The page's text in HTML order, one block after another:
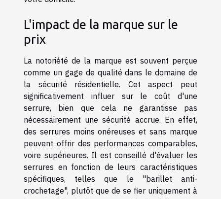
L'impact de la marque sur le
prix
La notoriété de la marque est souvent perçue
comme un gage de qualité dans le domaine de
la sécurité résidentielle. Cet aspect peut
significativement influer sur le coût d'une
serrure, bien que cela ne garantisse pas
nécessairement une sécurité accrue. En effet,
des serrures moins onéreuses et sans marque
peuvent offrir des performances comparables,
voire supérieures. Il est conseillé d'évaluer les
serrures en fonction de leurs caractéristiques
spécifiques, telles que le "barillet anti-
crochetage", plutôt que de se fier uniquement à